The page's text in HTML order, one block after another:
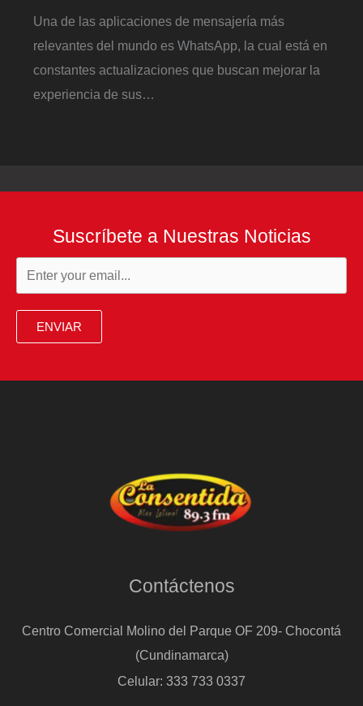
Una de las aplicaciones de mensajería más
relevantes del mundo es WhatsApp, la cual está en
constantes actualizaciones que buscan mejorar la
experiencia de sus…
Suscríbete a Nuestras Noticias
ENVIAR
Contáctenos
Centro Comercial Molino del Parque OF 209- Chocontá
(Cundinamarca)
Celular: 333 733 0337